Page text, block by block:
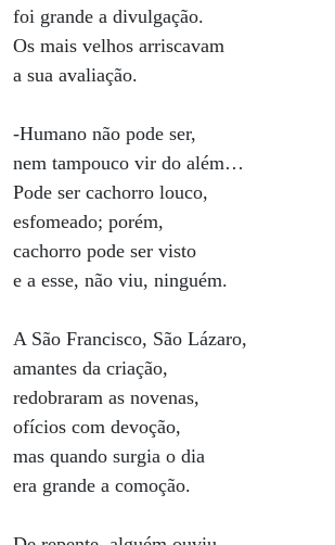
foi grande a divulgação.
Os mais velhos arriscavam
a sua avaliação.
-Humano não pode ser,
nem tampouco vir do além…
Pode ser cachorro louco,
esfomeado; porém,
cachorro pode ser visto
e a esse, não viu, ninguém.
A São Francisco, São Lázaro,
amantes da criação,
redobraram as novenas,
ofícios com devoção,
mas quando surgia o dia
era grande a comoção.